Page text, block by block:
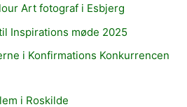
Art fotograf i Esbjerg
Inspirations møde 2025
i Konfirmations Konkurrencen
i Roskilde